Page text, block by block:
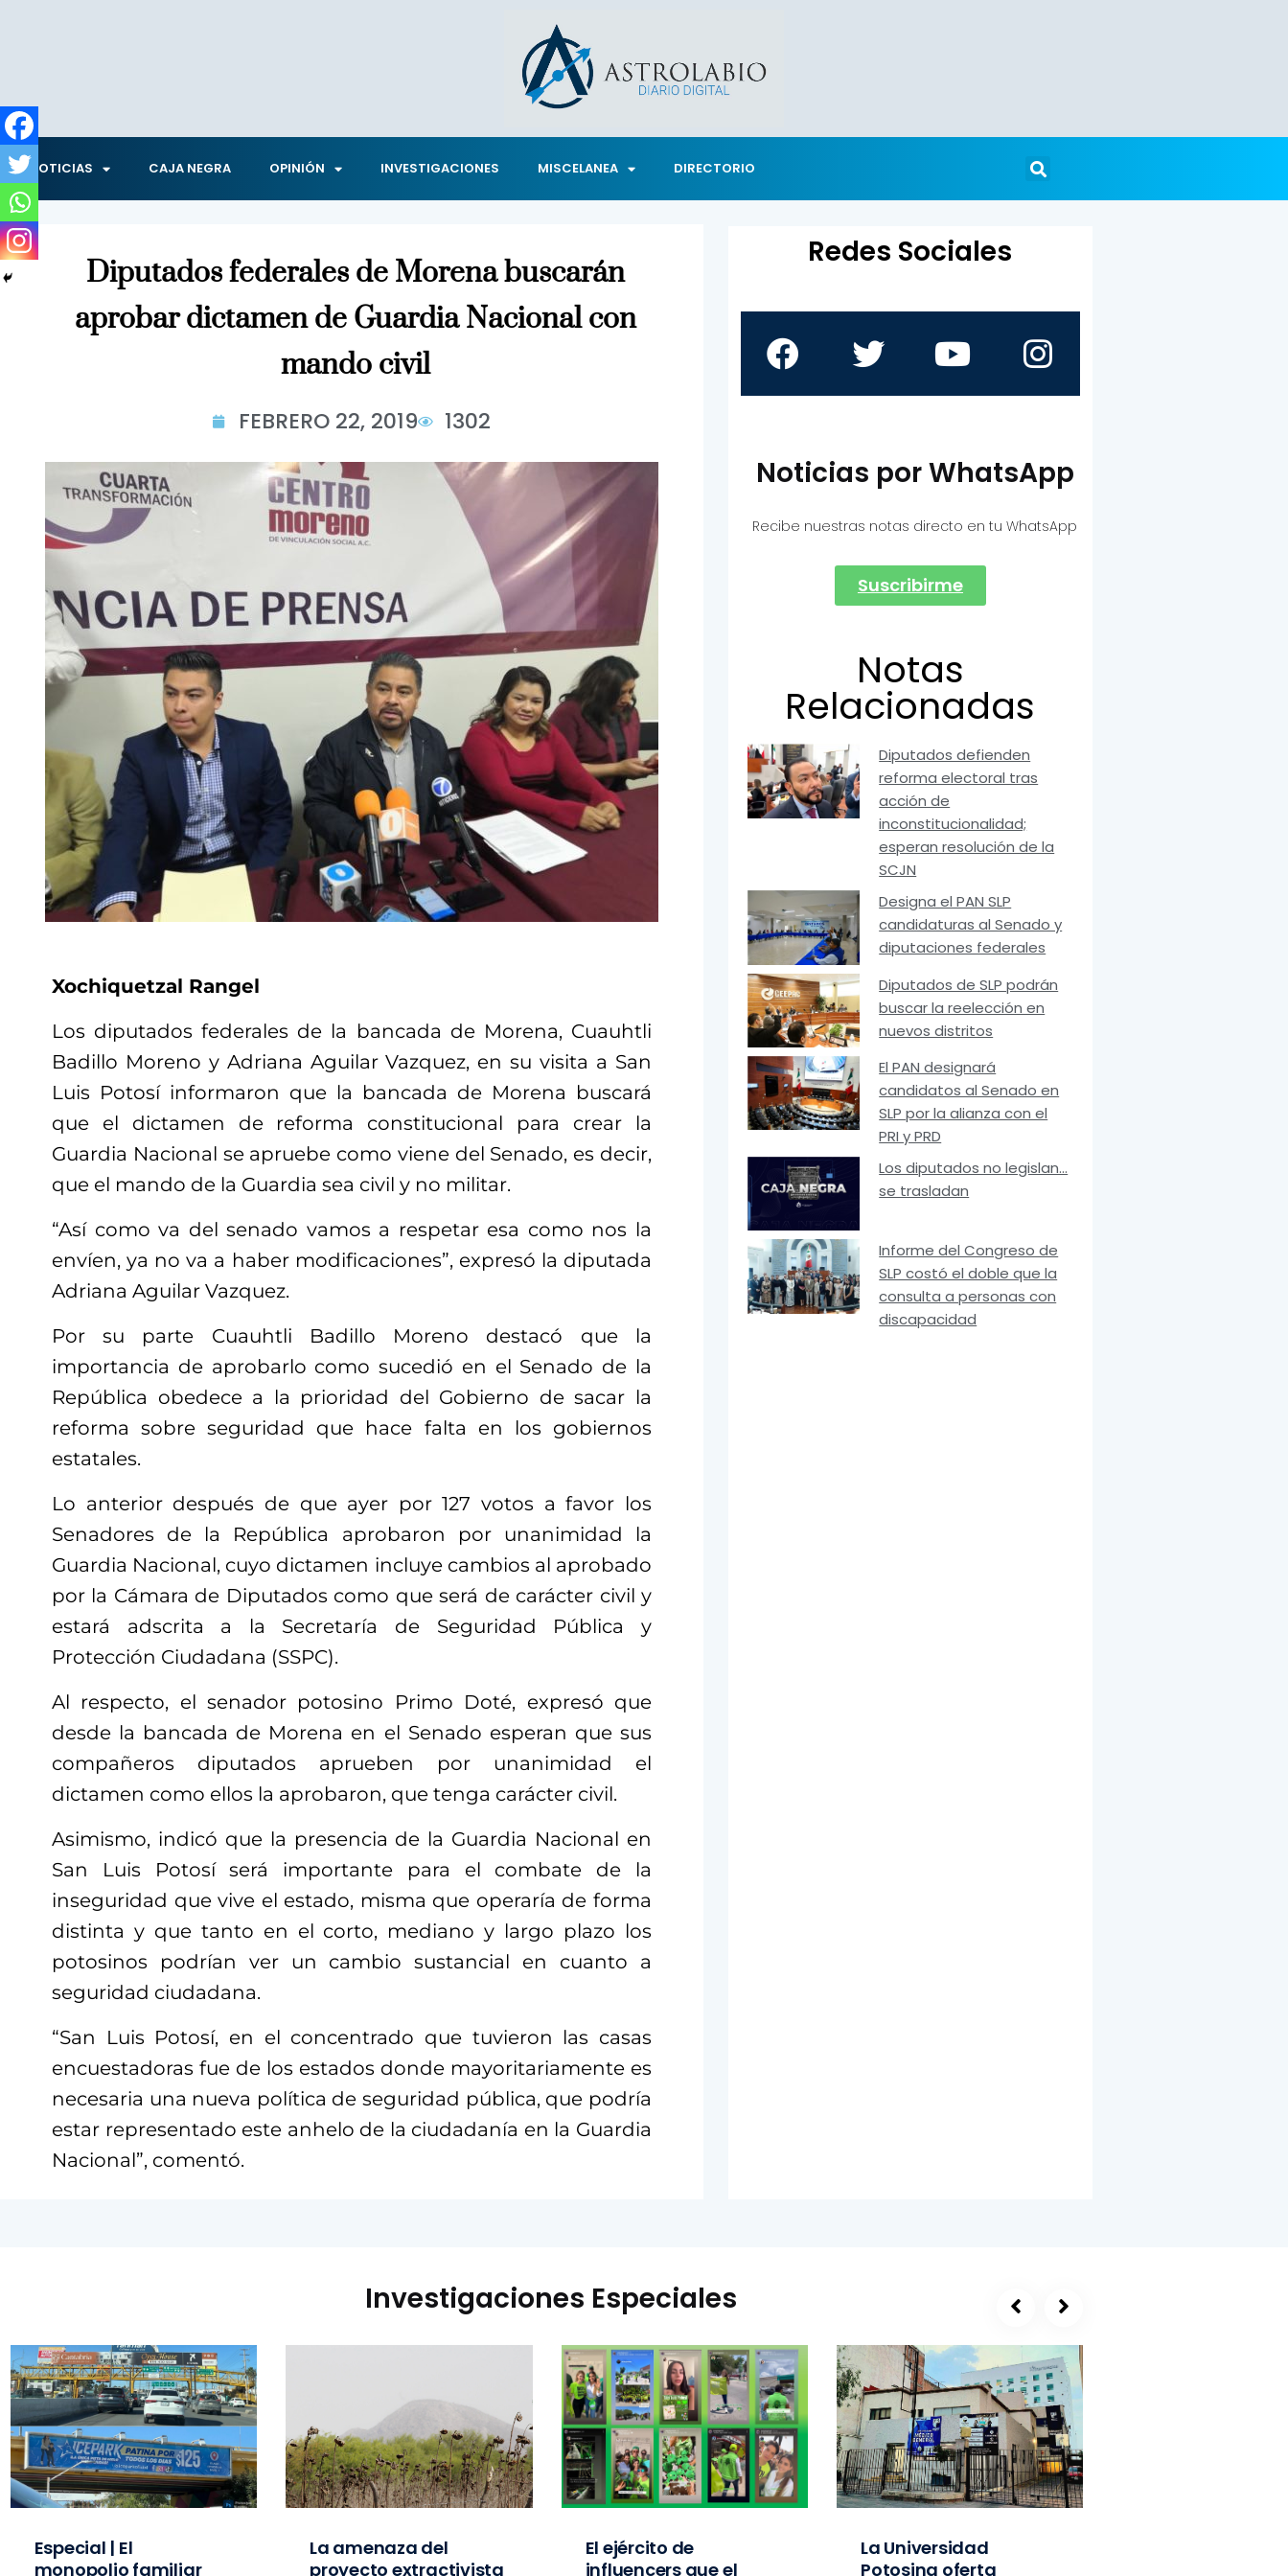
NOTICIAS CAJA NEGRA OPINIÓN INVESTIGACIONES MISCELANEA DIRECTORIO
Diputados federales de Morena buscarán
aprobar dictamen de Guardia Nacional con
mando civil
FEBRERO 22, 2019 1302
Xochiquetzal Rangel
Los diputados federales de la bancada de Morena, Cuauhtli
Badillo Moreno y Adriana Aguilar Vazquez, en su visita a San
Luis Potosí informaron que la bancada de Morena buscará
que el dictamen de reforma constitucional para crear la
Guardia Nacional se apruebe como viene del Senado, es decir,
que el mando de la Guardia sea civil y no militar.
“Así como va del senado vamos a respetar esa como nos la
envíen, ya no va a haber modificaciones”, expresó la diputada
Adriana Aguilar Vazquez.
Por su parte Cuauhtli Badillo Moreno destacó que la
importancia de aprobarlo como sucedió en el Senado de la
República obedece a la prioridad del Gobierno de sacar la
reforma sobre seguridad que hace falta en los gobiernos
estatales.
Lo anterior después de que ayer por 127 votos a favor los
Senadores de la República aprobaron por unanimidad la
Guardia Nacional, cuyo dictamen incluye cambios al aprobado
por la Cámara de Diputados como que será de carácter civil y
estará adscrita a la Secretaría de Seguridad Pública y
Protección Ciudadana (SSPC).
Al respecto, el senador potosino Primo Doté, expresó que
desde la bancada de Morena en el Senado esperan que sus
compañeros diputados aprueben por unanimidad el
dictamen como ellos la aprobaron, que tenga carácter civil.
Asimismo, indicó que la presencia de la Guardia Nacional en
San Luis Potosí será importante para el combate de la
inseguridad que vive el estado, misma que operaría de forma
distinta y que tanto en el corto, mediano y largo plazo los
potosinos podrían ver un cambio sustancial en cuanto a
seguridad ciudadana.
“San Luis Potosí, en el concentrado que tuvieron las casas
encuestadoras fue de los estados donde mayoritariamente es
necesaria una nueva política de seguridad pública, que podría
estar representado este anhelo de la ciudadanía en la Guardia
Nacional”, comentó.
Redes Sociales
Noticias por WhatsApp
Recibe nuestras notas directo en tu WhatsApp
Suscribirme
Notas
Relacionadas
Diputados defienden
reforma electoral tras
acción de
inconstitucionalidad;
esperan resolución de la
SCJN
Designa el PAN SLP
candidaturas al Senado y
diputaciones federales
Diputados de SLP podrán
buscar la reelección en
nuevos distritos
El PAN designará
candidatos al Senado en
SLP por la alianza con el
PRI y PRD
Los diputados no legislan…
se trasladan
Informe del Congreso de
SLP costó el doble que la
consulta a personas con
discapacidad
Investigaciones Especiales
Especial | El
monopolio familiar
La amenaza del
proyecto extractivista
El ejército de
influencers que el
La Universidad
Potosina oferta